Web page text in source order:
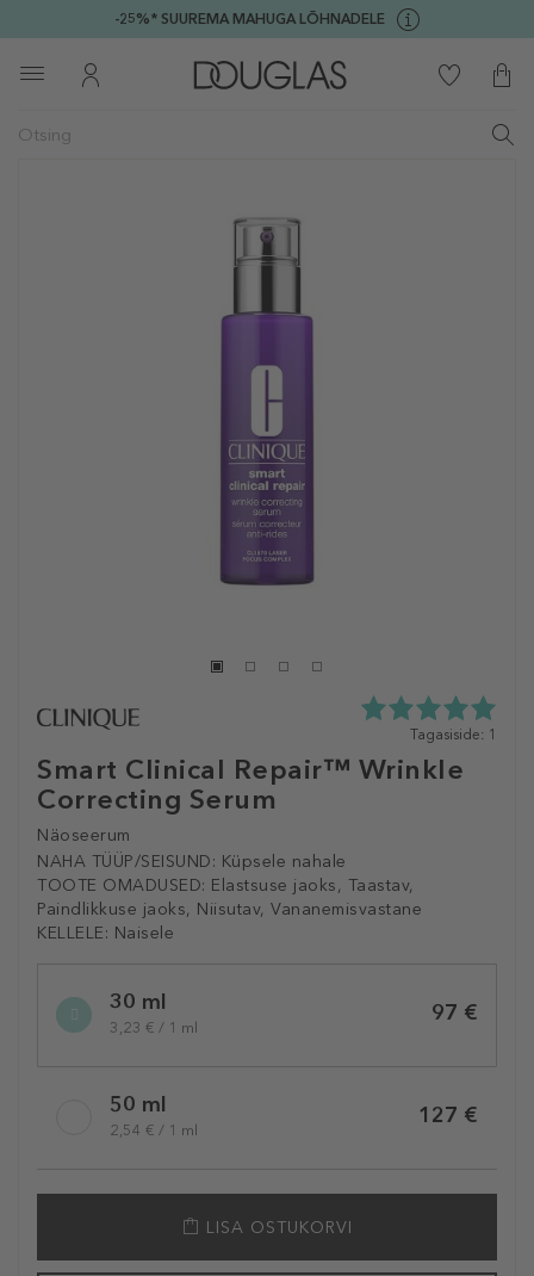
-25%* SUUREMA MAHUGA LÕHNADELE
Smart Clinical Repair™ Wrinkle
Correcting Serum
Näoseerum
NAHA TÜÜP/SEISUND: Küpsele nahale
TOOTE OMADUSED: Elastsuse jaoks, Taastav,
Paindlikkuse jaoks, Niisutav, Vananemisvastane
KELLELE: Naisele
5.0
5st
Tagasiside: 1
variation30 ml
3,23 € / 1 ml
97 €
50 ml
2,54 € / 1 ml
127 €
LISA OSTUKORVI